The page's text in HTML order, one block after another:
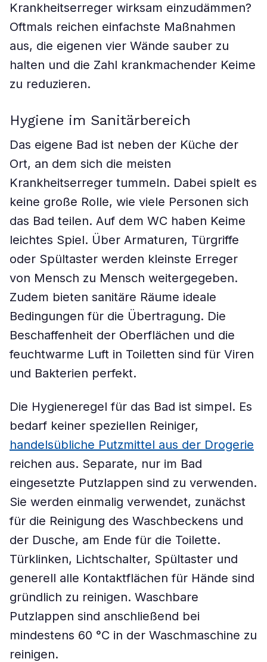
Krankheitserreger wirksam einzudämmen?
Oftmals reichen einfachste Maßnahmen
aus, die eigenen vier Wände sauber zu
halten und die Zahl krankmachender Keime
zu reduzieren.
Hygiene im Sanitärbereich
Das eigene Bad ist neben der Küche der
Ort, an dem sich die meisten
Krankheitserreger tummeln. Dabei spielt es
keine große Rolle, wie viele Personen sich
das Bad teilen. Auf dem WC haben Keime
leichtes Spiel. Über Armaturen, Türgriffe
oder Spültaster werden kleinste Erreger
von Mensch zu Mensch weitergegeben.
Zudem bieten sanitäre Räume ideale
Bedingungen für die Übertragung. Die
Beschaffenheit der Oberflächen und die
feuchtwarme Luft in Toiletten sind für Viren
und Bakterien perfekt.
Die Hygieneregel für das Bad ist simpel. Es
bedarf keiner speziellen Reiniger,
handelsübliche Putzmittel aus der Drogerie
reichen aus. Separate, nur im Bad
eingesetzte Putzlappen sind zu verwenden.
Sie werden einmalig verwendet, zunächst
für die Reinigung des Waschbeckens und
der Dusche, am Ende für die Toilette.
Türklinken, Lichtschalter, Spültaster und
generell alle Kontaktflächen für Hände sind
gründlich zu reinigen. Waschbare
Putzlappen sind anschließend bei
mindestens 60 °C in der Waschmaschine zu
reinigen.